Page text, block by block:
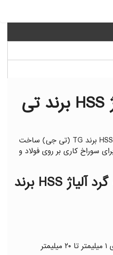
مته ته گرد آلیاژ HSS برند تی
مته فوق مته ته گرد طلایی آلیاژ HSS برند TG (تی جی) ساخت
سوراخ کاری بر روی فولاد و
ویژگی های مته ته گرد آلیاژ HSS برند